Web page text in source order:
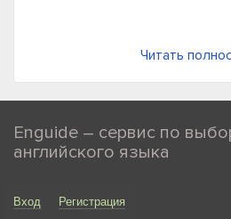
английского
Бизнес-английский — это не
не разговор о погоде. Это
курсы просто необходимы, если
английском языке.
Читать
Enguide – сервис по
английского языка
Вход Регистрация